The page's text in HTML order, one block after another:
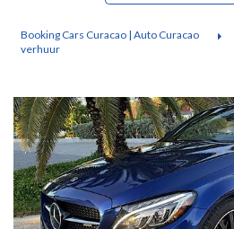
Booking Cars Curacao | Auto Curacao
verhuur